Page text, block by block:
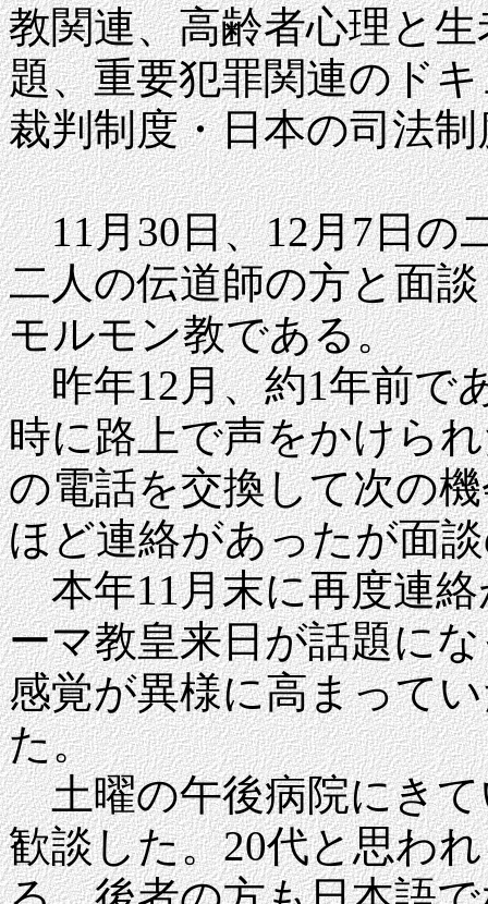
教関連、高齢者心理と
題、重要犯罪関連のド
裁判制度・日本の司法
11月30日、12月7日の
二人の伝道師の方と面
モルモン教である。
昨年12月、約1年前で
時に路上で声をかけら
の電話を交換して次の
ほど連絡があったが面
本年11月末に再度連絡
ーマ教皇来日が話題に
感覚が異様に高まって
た。
土曜の午後病院にきて
歓談した。20代と思わ